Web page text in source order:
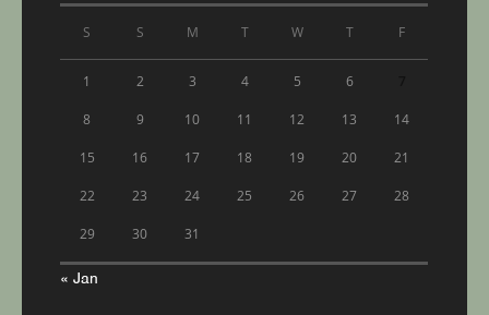
S S M T W T F
1 2 3 4 5 6
8 9 10 11 12 13 14
15 16 17 18 19 20 21
22 23 24 25 26 27 28
29 30 31
« Jan